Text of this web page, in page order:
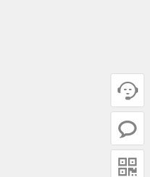


